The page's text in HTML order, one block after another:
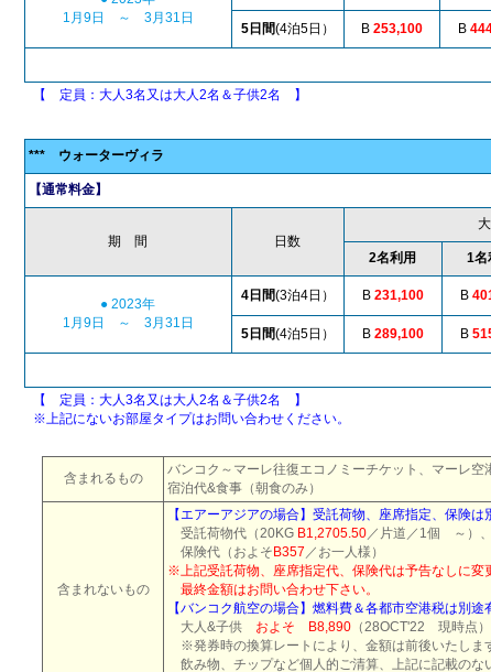
1月9日 ～ 3月31日
5日間(4泊5日） B 253,100 B
【 定員：大人3名又は大人2名＆子供2名 】
*** ウォーターヴィラ
【通常料金】
期 間 日数
2名利用 1名
● 2023年
1月9日 ～ 3月31日
4日間(3泊4日） B 231,100 B
5日間(4泊5日） B 289,100 B
【 定員：大人3名又は大人2名＆子供2名 】
※上記にないお部屋タイプはお問い合わせください。
含まれるもの
バンコク～マーレ往復エコノミーチケット、マーレ
宿泊代&食事（朝食のみ）
含まれないもの
【エアーアジアの場合】受託荷物、座席指定、保険は
受託荷物代（20KG B1,2705.50／片道／1個 ～）
保険代（およそB357 ／お一人様）
※上記受託荷物、座席指定代、保険代は予告なしに変
最終金額はお問い合わせ下さい。
【バンコク航空の場合】燃料費＆各都市空港税は別途
大人&子供 およそ B8,890 （28OCT'22 現時点）
※発券時の換算レートにより、金額は前後いたしま
飲み物、チップなど個人的ご清算、 上記に記載のな